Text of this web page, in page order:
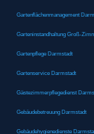
Gartenflächenmanagement
Garteninstandhaltung Groß-
Gartenpflege Darmstadt
Gartenservice Darmstadt
Gästezimmerpflegedienst
Gebäudebetreuung Darmstadt
Gebäudehygienedienste